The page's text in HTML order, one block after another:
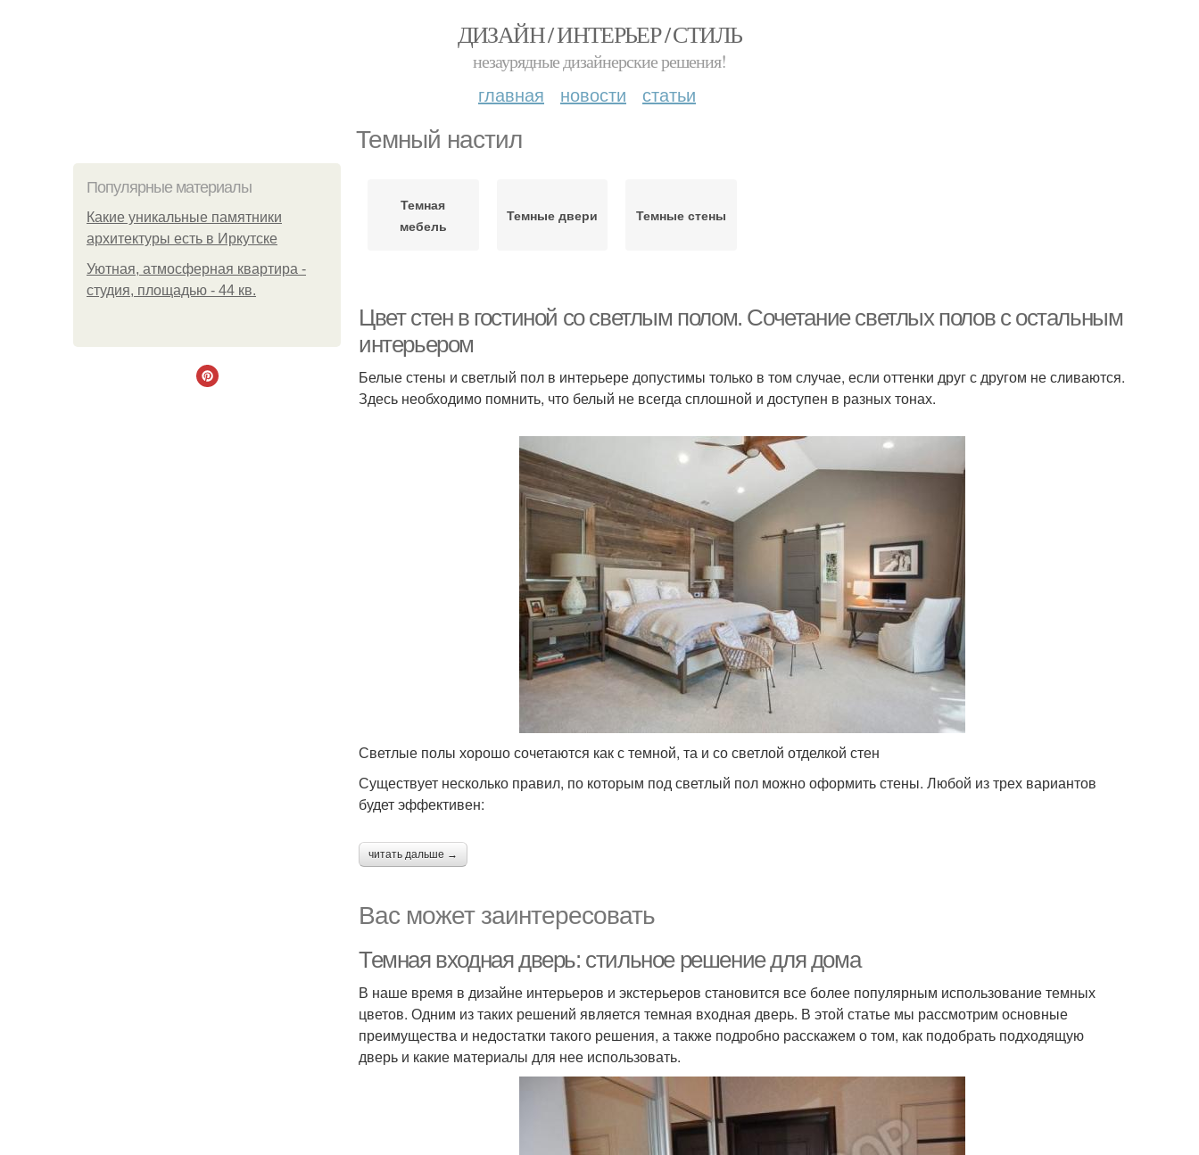
ДИЗАЙН / ИНТЕРЬЕР / СТИЛЬ
незаурядные дизайнерские решения!
главная новости статьи
Темный настил
Популярные материалы
Какие уникальные памятники
архитектуры есть в Иркутске
Уютная, атмосферная квартира -
студия, площадью - 44 кв.
Темная
мебель
Темные двери Темные стены
Цвет стен в гостиной со светлым полом. Сочетание светлых полов с остальным
интерьером
Белые стены и светлый пол в интерьере допустимы только в том случае, если оттенки друг с другом не сливаются.
Здесь необходимо помнить, что белый не всегда сплошной и доступен в разных тонах.
Светлые полы хорошо сочетаются как с темной, та и со светлой отделкой стен
Существует несколько правил, по которым под светлый пол можно оформить стены. Любой из трех вариантов
будет эффективен:
читать дальше →
Вас может заинтересовать
Темная входная дверь: стильное решение для дома
В наше время в дизайне интерьеров и экстерьеров становится все более популярным использование темных
цветов. Одним из таких решений является темная входная дверь. В этой статье мы рассмотрим основные
преимущества и недостатки такого решения, а также подробно расскажем о том, как подобрать подходящую
дверь и какие материалы для нее использовать.